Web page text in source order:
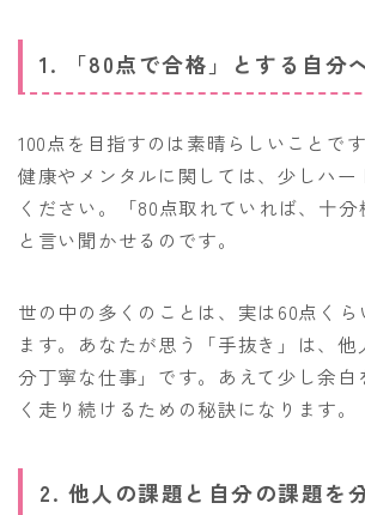
1. 「80点で合格」とする自分
100点を目指すのは素晴らしいことで
健康やメンタルに関しては、少しハー
ください。「80点取れていれば、十分
と言い聞かせるのです。
世の中の多くのことは、実は60点くら
ます。あなたが思う「手抜き」は、
分丁寧な仕事」です。あえて少し余白
く走り続けるための秘訣になります。
2. 他人の課題と自分の課題を